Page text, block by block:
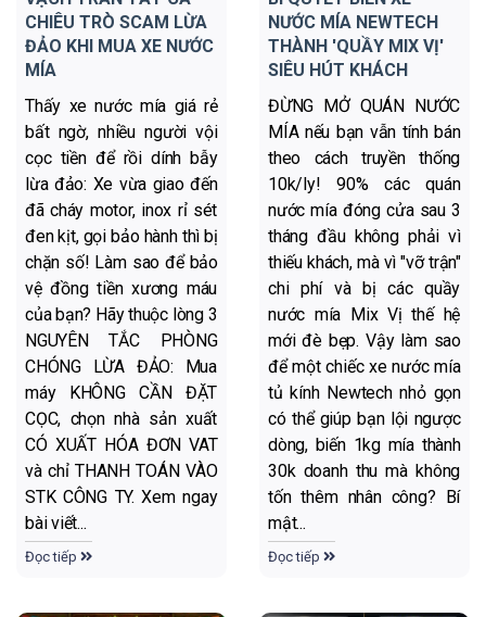
CHIÊU TRÒ SCAM LỪA
ĐẢO KHI MUA XE NƯỚC
MÍA
Thấy xe nước mía giá rẻ
bất ngờ, nhiều người vội
cọc tiền để rồi dính bẫy
lừa đảo: Xe vừa giao đến
đã cháy motor, inox rỉ sét
đen kịt, gọi bảo hành thì bị
chặn số! Làm sao để bảo
vệ đồng tiền xương máu
của bạn? Hãy thuộc lòng 3
NGUYÊN TẮC PHÒNG
CHÓNG LỪA ĐẢO: Mua
máy KHÔNG CẦN ĐẶT
CỌC, chọn nhà sản xuất
CÓ XUẤT HÓA ĐƠN VAT
và chỉ THANH TOÁN VÀO
STK CÔNG TY. Xem ngay
bài viết...
Đọc tiếp
NƯỚC MÍA NEWTECH
THÀNH 'QUẦY MIX VỊ'
SIÊU HÚT KHÁCH
ĐỪNG MỞ QUÁN NƯỚC
MÍA nếu bạn vẫn tính bán
theo cách truyền thống
10k/ly! 90% các quán
nước mía đóng cửa sau 3
tháng đầu không phải vì
thiếu khách, mà vì "vỡ trận"
chi phí và bị các quầy
nước mía Mix Vị thế hệ
mới đè bẹp. Vậy làm sao
để một chiếc xe nước mía
tủ kính Newtech nhỏ gọn
có thể giúp bạn lội ngược
dòng, biến 1kg mía thành
30k doanh thu mà không
tốn thêm nhân công? Bí
mật...
Đọc tiếp